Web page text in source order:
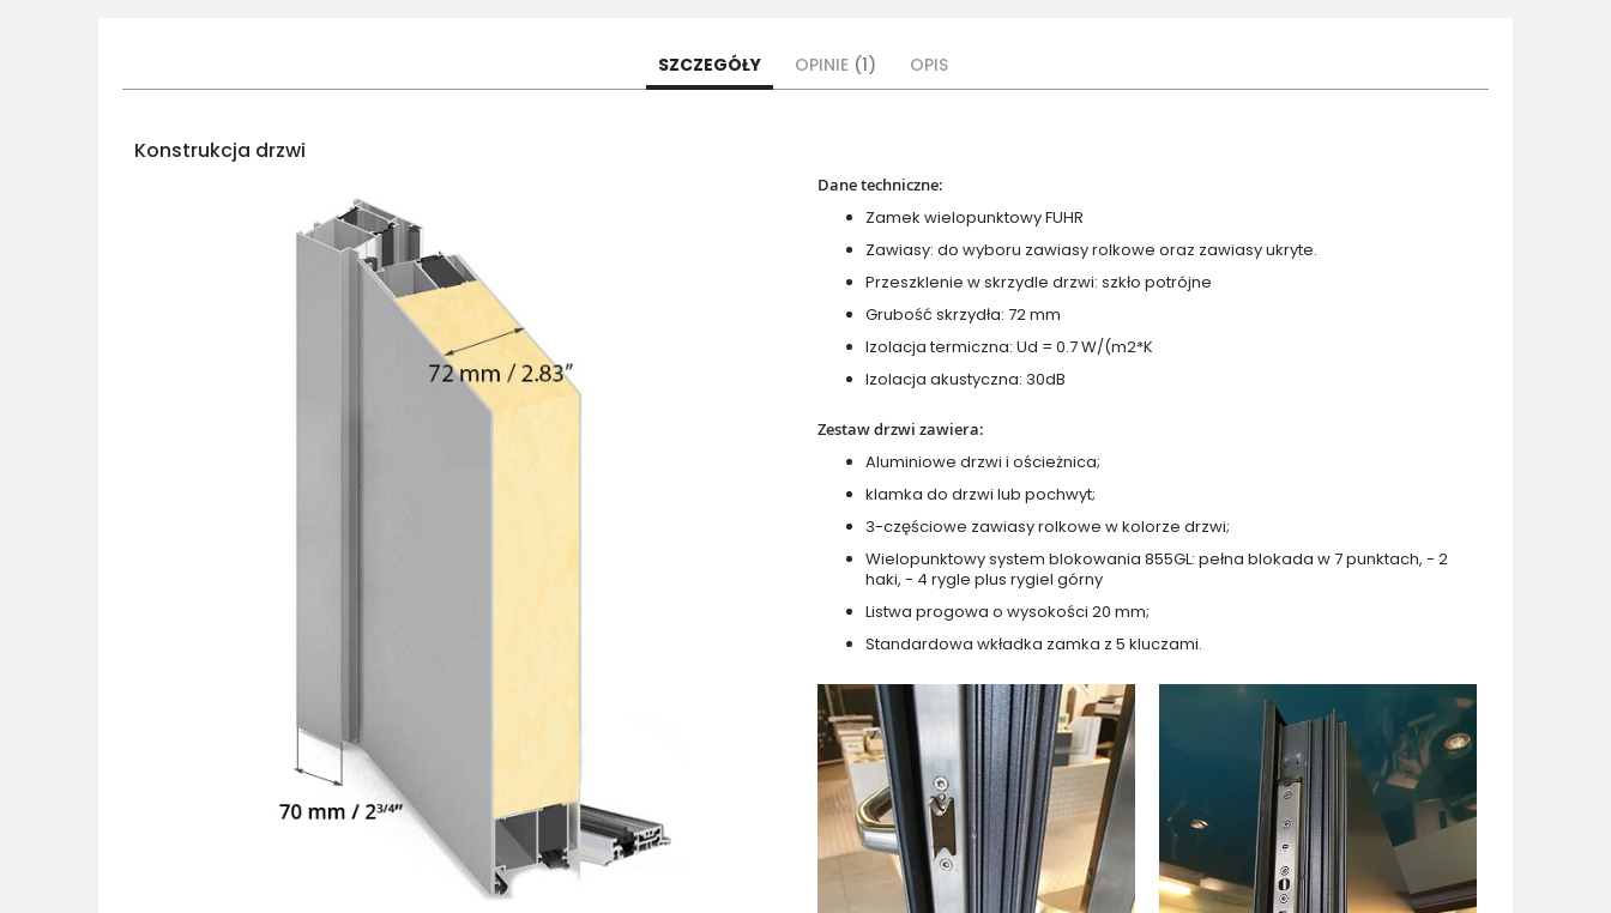
SZCZEGÓŁY OPINIE 1 OPIS